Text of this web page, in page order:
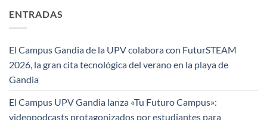
ENTRADAS
El Campus Gandia de la UPV colabora con FuturSTEAM
2026, la gran cita tecnológica del verano en la playa de
Gandia
El Campus UPV Gandia lanza «Tu Futuro Campus»:
videopodcasts protagonizados por estudiantes para